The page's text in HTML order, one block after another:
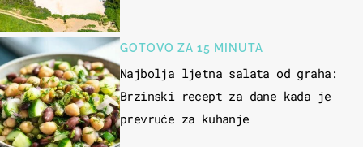
GOTOVO ZA 15 MINUTA
Najbolja ljetna salata od graha:
Brzinski recept za dane kada je
prevruće za kuhanje